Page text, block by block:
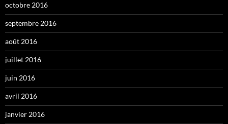
octobre 2016
septembre 2016
août 2016
juillet 2016
juin 2016
avril 2016
janvier 2016